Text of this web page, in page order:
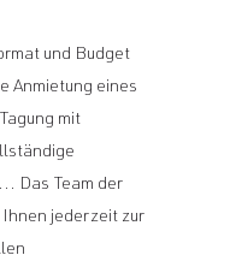
und Budget
Anmietung eines
mit
Das Team der
jederzeit zur